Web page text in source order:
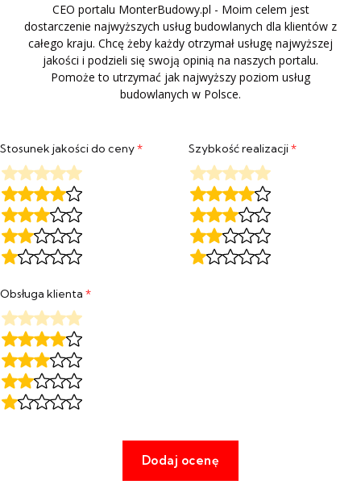
CEO portalu MonterBudowy.pl - Moim celem jest
dostarczenie najwyższych usług budowlanych dla klientów z
całego kraju. Chcę żeby każdy otrzymał usługę najwyższej
jakości i podzieli się swoją opinią na naszych portalu.
Pomoże to utrzymać jak najwyższy poziom usług
budowlanych w Polsce.
Stosunek jakości do ceny* Szybkość realizacji*
Obsługa klienta *